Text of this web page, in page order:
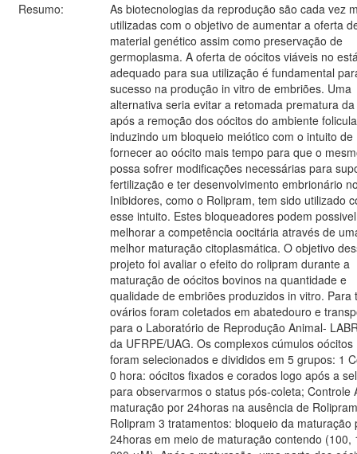
Resumo:
As biotecnologias da reprodução são cada vez
utilizadas com o objetivo de aumentar a oferta
material genético assim como preservação de
germoplasma. A oferta de oócitos viáveis no
adequado para sua utilização é fundamental
sucesso na produção in vitro de embriões. Uma
alternativa seria evitar a retomada prematura
após a remoção dos oócitos do ambiente
induzindo um bloqueio meiótico com o intuito de
fornecer ao oócito mais tempo para que o
possa sofrer modificações necessárias para
fertilização e ter desenvolvimento embrionário
Inibidores, como o Rolipram, tem sido utilizado
esse intuito. Estes bloqueadores podem
melhorar a competência oocitária através de
melhor maturação citoplasmática. O objetivo
projeto foi avaliar o efeito do rolipram durante a
maturação de oócitos bovinos na quantidade e
qualidade de embriões produzidos in vitro. Para
ovários foram coletados em abatedouro e
para o Laboratório de Reprodução Animal-
da UFRPE/UAG. Os complexos cúmulos oócitos
foram selecionados e divididos em 5 grupos: 1
0 hora: oócitos fixados e corados logo após a
para observarmos o status pós-coleta; Controle
maturação por 24horas na ausência de
Rolipram 3 tratamentos: bloqueio da maturação
24horas em meio de maturação contendo (100,